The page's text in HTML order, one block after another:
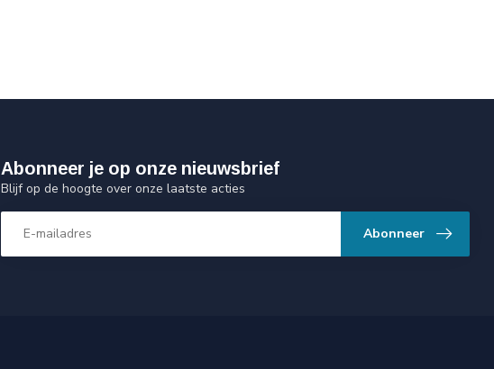
Abonneer je op onze nieuwsbrief
Blijf op de hoogte over onze laatste acties
Abonneer